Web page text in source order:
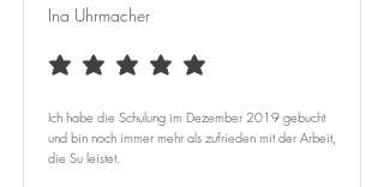
Ina Uhrmacher
average rating is 5 out of 5
Ich habe die Schulung im Dezember 2019 gebucht
und bin noch immer mehr als zufrieden mit der Arbeit,
die Su leistet.